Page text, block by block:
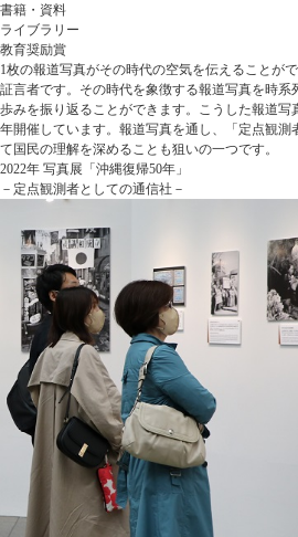
書籍・資料
ライブラリー
教育奨励賞
1枚の報道写真がその時代の空気を伝えることが
証言者です。その時代を象徴する報道写真を時
歩みを振り返ることができます。こうした報道写
年開催しています。報道写真を通し、「定点観
て国民の理解を深めることも狙いの一つです。
2022年 写真展「沖縄復帰50年」
－定点観測者としての通信社－